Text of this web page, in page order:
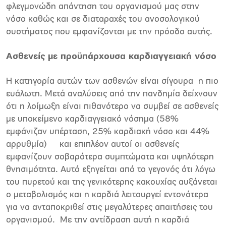
φλεγμονώδη απάντηση του οργανισμού μας στην
νόσο καθώς και σε διαταραχές του ανοσολογικού
συστήματος που εμφανίζονται με την πρόοδο αυτής.
Ασθενείς με προϋπάρχουσα καρδιαγγειακή νόσο
Η κατηγορία αυτών των ασθενών είναι σίγουρα
η πιο
ευάλωτη. Μετά αναλύσεις από την πανδημία δείχνουν
ότι η λοίμωξη είναι πιθανότερο να συμβεί σε ασθενείς
με υποκείμενο καρδιαγγειακό νόσημα (58%
εμφάνιζαν υπέρταση, 25% καρδιακή νόσο και 44%
αρρυθμία)
και επιπλέον αυτοί οι ασθενείς
εμφανίζουν σοβαρότερα συμπτώματα και υψηλότερη
θνησιμότητα. Αυτό εξηγείται από το γεγονός ότι λόγω
του πυρετού και της γενικότερης κακουχίας αυξάνεται
ο μεταβολισμός και η καρδιά λειτουργεί εντονότερα
για να ανταποκριθεί στις μεγαλύτερες απαιτήσεις του
οργανισμού.
Με την αντίδραση αυτή η καρδιά